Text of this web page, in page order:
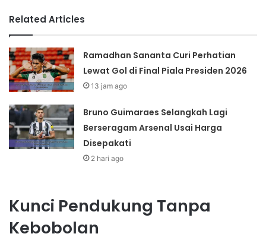
Related Articles
Ramadhan Sananta Curi Perhatian
Lewat Gol di Final Piala Presiden 2026
13 jam ago
Bruno Guimaraes Selangkah Lagi
Berseragam Arsenal Usai Harga
Disepakati
2 hari ago
Kunci Pendukung Tanpa
Kebobolan